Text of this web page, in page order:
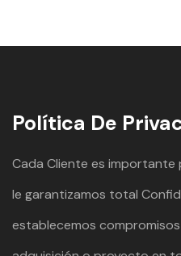
Política De
Cada Cliente es
le garantizamos total
establecemos